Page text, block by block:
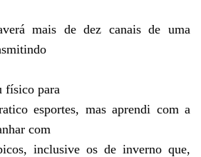
mais de dez canais de uma
físico para
esportes, mas aprendi com a
com
inclusive os de inverno que,